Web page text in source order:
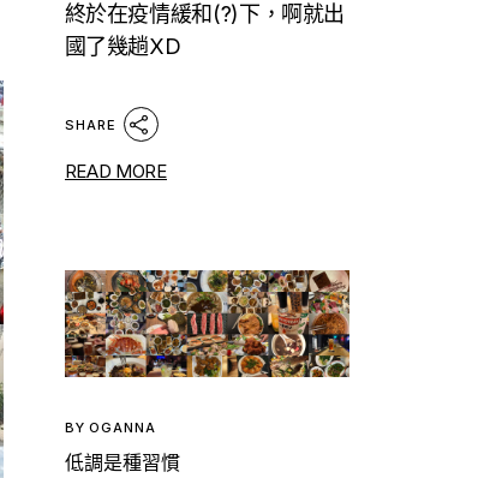
終於在疫情緩和(?)下，啊就出
國了幾趟XD
SHARE
READ MORE
BY OGANNA
低調是種習慣